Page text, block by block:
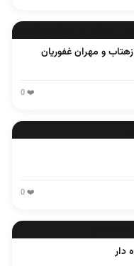
و مهران غفوریان
❤️ 0
❤️ 0
دار